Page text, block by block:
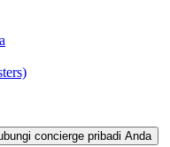
concierge pribadi Anda